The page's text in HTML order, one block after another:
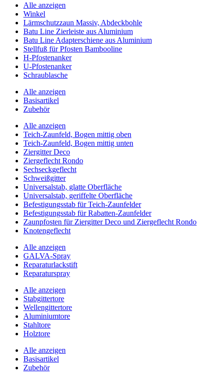
Alle anzeigen
Winkel
Lärmschutzzaun Massiv, Abdeckbohle
Batu Line Zierleiste aus Aluminium
Batu Line Adapterschiene aus Aluminium
Stellfuß für Pfosten Bambooline
H-Pfostenanker
U-Pfostenanker
Schraublasche
Alle anzeigen
Basisartikel
Zubehör
Alle anzeigen
Teich-Zaunfeld, Bogen mittig oben
Teich-Zaunfeld, Bogen mittig unten
Ziergitter Deco
Ziergeflecht Rondo
Sechseckgeflecht
Schweißgitter
Universalstab, glatte Oberfläche
Universalstab, geriffelte Oberfläche
Befestigungsstab für Teich-Zaunfelder
Befestigungsstab für Rabatten-Zaunfelder
Zaunpfosten für Ziergitter Deco und Ziergeflecht Rondo
Knotengeflecht
Alle anzeigen
GALVA-Spray
Reparaturlackstift
Reparaturspray
Alle anzeigen
Stabgittertore
Wellengittertore
Aluminiumtore
Stahltore
Holztore
Alle anzeigen
Basisartikel
Zubehör